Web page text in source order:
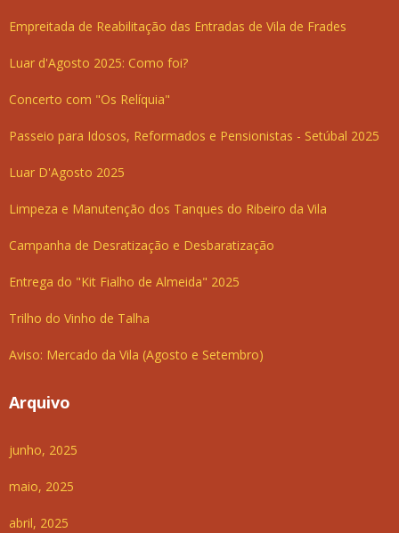
Empreitada de Reabilitação das Entradas de Vila de Frades
Luar d'Agosto 2025: Como foi?
Concerto com "Os Relíquia"
Passeio para Idosos, Reformados e Pensionistas - Setúbal 2025
Luar D'Agosto 2025
Limpeza e Manutenção dos Tanques do Ribeiro da Vila
Campanha de Desratização e Desbaratização
Entrega do "Kit Fialho de Almeida" 2025
Trilho do Vinho de Talha
Aviso: Mercado da Vila (Agosto e Setembro)
Arquivo
junho, 2025
maio, 2025
abril, 2025